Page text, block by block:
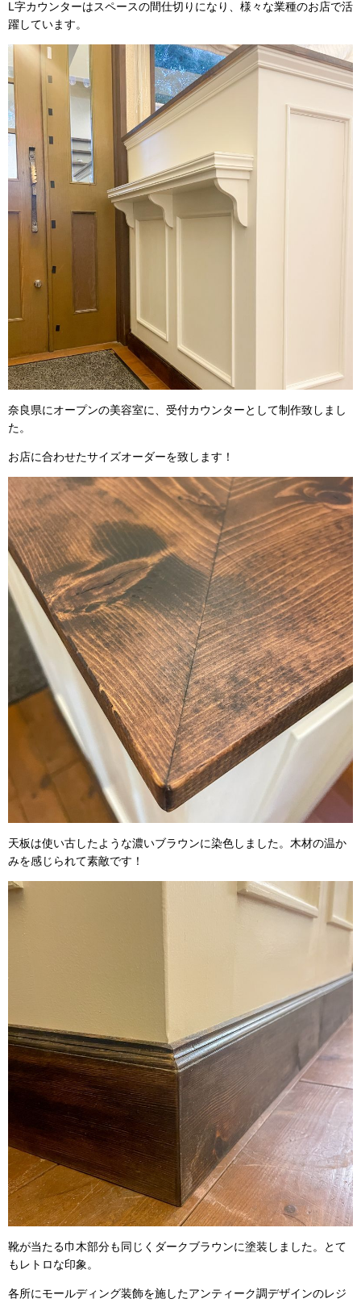
L字カウンターはスペースの間仕切りになり、様々な業種のお店で活
躍しています。
奈良県にオープンの美容室に、受付カウンターとして制作致しまし
た。
お店に合わせたサイズオーダーを致します！
天板は使い古したような濃いブラウンに染色しました。木材の温か
みを感じられて素敵です！
靴が当たる巾木部分も同じくダークブラウンに塗装しました。とて
もレトロな印象。
各所にモールディング装飾を施したアンティーク調デザインのレジ